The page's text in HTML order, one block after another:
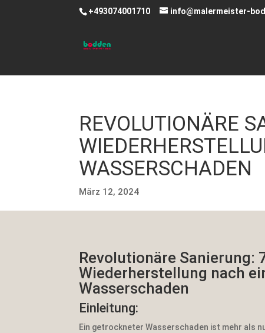
+493074001710 info@malermeister-
REVOLUTIONÄRE
WASSERSCHADEN
März 12, 2024
Revolutionäre Sanierung:
Wiederherstellung nach
Wasserschaden
Einleitung:
Ein getrockneter Wasserschaden ist mehr als